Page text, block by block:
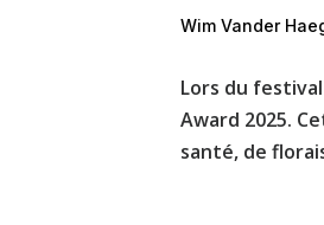
Wim Vander
Lors du
Award 2025.
santé, de